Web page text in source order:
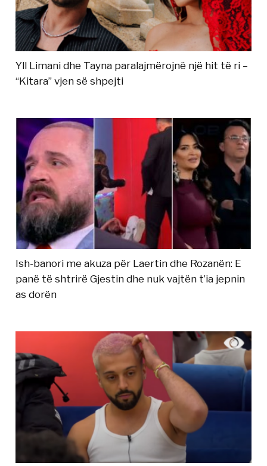
Yll Limani dhe Tayna paralajmërojnë një hit të ri –
“Kitara” vjen së shpejti
Ish-banori me akuza për Laertin dhe Rozanën: E
panë të shtrirë Gjestin dhe nuk vajtën t’ia jepnin
as dorën